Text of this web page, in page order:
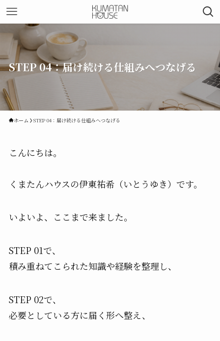
STEP 04：届け続ける仕組みへつなげる
ホーム STEP 04：届け続ける仕組みへつなげる
こんにちは。
くまたんハウスの伊東祐希（いとうゆき）です。
いよいよ、ここまで来ました。
STEP 01で、
積み重ねてこられた知識や経験を整理し、
STEP 02で、
必要としている方に届く形へ整え、